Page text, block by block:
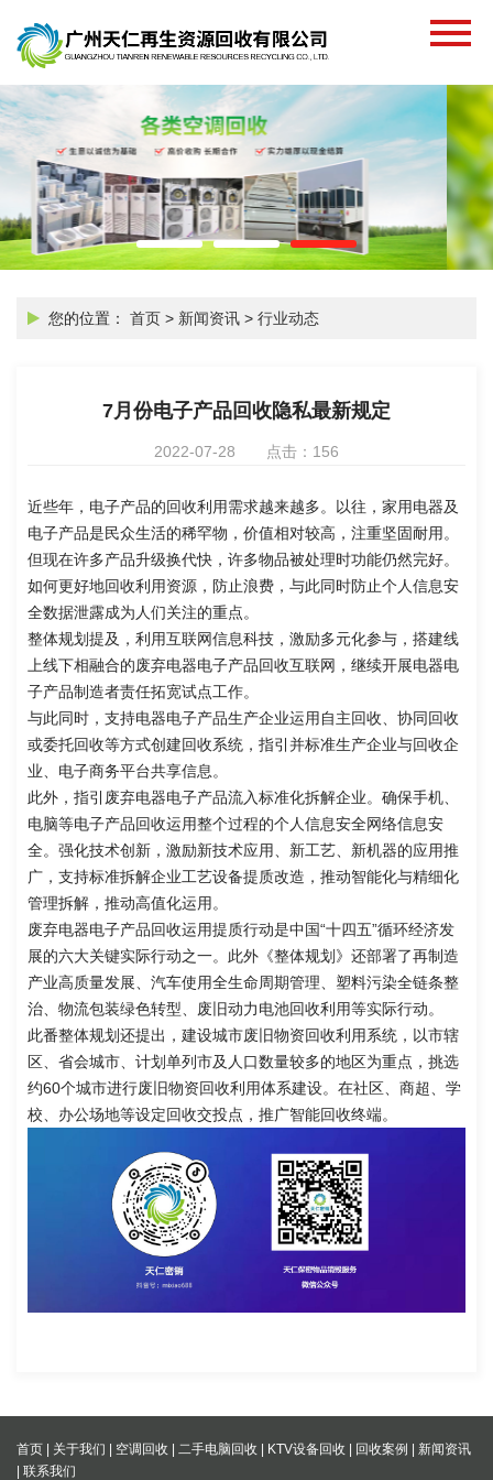
您的位置： 首页 > 新闻资讯 > 行业动态
7月份电子产品回收隐私最新规定
2022-07-28 点击：156
近些年，电子产品的回收利用需求越来越多。以往，家用电器及
电子产品是民众生活的稀罕物，价值相对较高，注重坚固耐用。
但现在许多产品升级换代快，许多物品被处理时功能仍然完好。
如何更好地回收利用资源，防止浪费，与此同时防止个人信息安
全数据泄露成为人们关注的重点。
整体规划提及，利用互联网信息科技，激励多元化参与，搭建线
上线下相融合的废弃电器电子产品回收互联网，继续开展电器电
子产品制造者责任拓宽试点工作。
与此同时，支持电器电子产品生产企业运用自主回收、协同回收
或委托回收等方式创建回收系统，指引并标准生产企业与回收企
业、电子商务平台共享信息。
此外，指引废弃电器电子产品流入标准化拆解企业。确保手机、
电脑等电子产品回收运用整个过程的个人信息安全网络信息安
全。强化技术创新，激励新技术应用、新工艺、新机器的应用推
广，支持标准拆解企业工艺设备提质改造，推动智能化与精细化
管理拆解，推动高值化运用。
废弃电器电子产品回收运用提质行动是中国“十四五”循环经济发
展的六大关键实际行动之一。此外《整体规划》还部署了再制造
产业高质量发展、汽车使用全生命周期管理、塑料污染全链条整
治、物流包装绿色转型、废旧动力电池回收利用等实际行动。
此番整体规划还提出，建设城市废旧物资回收利用系统，以市辖
区、省会城市、计划单列市及人口数量较多的地区为重点，挑选
约60个城市进行废旧物资回收利用体系建设。在社区、商超、学
校、办公场地等设定回收交投点，推广智能回收终端。
首页 关于我们 空调回收 二手电脑回收 KTV设备回收 回收案例
新闻资讯
联系我们